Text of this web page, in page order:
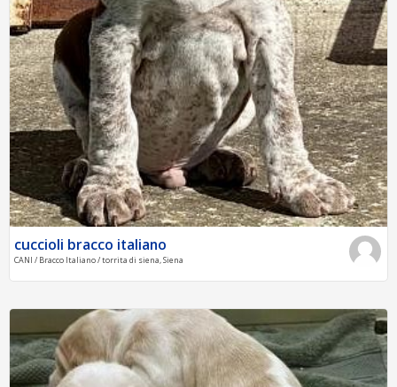
cuccioli bracco italiano
CANI / Bracco Italiano / torrita di siena, Siena